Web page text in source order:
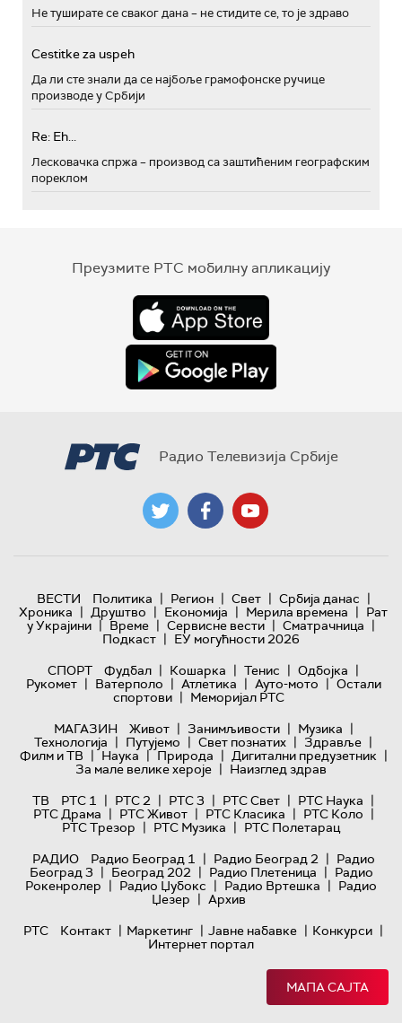
Не туширате се сваког дана – не стидите се, то је здраво
Cestitke za uspeh
Да ли сте знали да се најбоље грамофонске ручице
производе у Србији
Re: Eh...
Лесковачка спржа – производ са заштићеним географским
пореклом
Преузмите РТС мобилну апликацију
Радио Телевизија Србије
ВЕСТИ Политика | Регион | Свет | Србија данас |
Хроника | Друштво | Економија | Мерила времена | Рат
у Украјини | Време | Сервисне вести | Сматрачница |
Подкаст | ЕУ могућности 2026
СПОРТ
Фудбал | Кошарка | Тенис | Одбојка |
Рукомет | Ватерполо | Атлетика | Ауто-мото | Остали
спортови | Меморијал РТС
МАГАЗИН
Живот | Занимљивости | Музика |
Технологијa | Путујемо | Свет познатих | Здравље |
Филм и ТВ | Наука | Природа | Дигитални предузетник |
За мале велике хероје | Наизглед здрав
ТВ
РТС 1 | РТС 2 | РТС 3 | РТС Свет | РТС Наука |
РТС Драма | РТС Живот | РТС Класика | РТС Коло |
РТС Трезор | РТС Музика | РТС Полетарац
РАДИО
Радио Београд 1 | Радио Београд 2 | Радио
Београд 3 | Београд 202 | Радио Плетеница | Радио
Рокенролер | Радио Џубокс | Радио Вртешка | Радио
Џезер | Архив
РТС
Контакт | Маркетинг | Јавне набавке | Конкурси |
Интернет портал
МАПА САЈТА